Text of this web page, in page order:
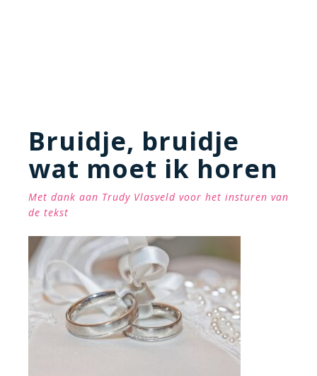
Bruidje, bruidje
wat moet ik horen
Met dank aan Trudy Vlasveld voor het insturen van
de tekst